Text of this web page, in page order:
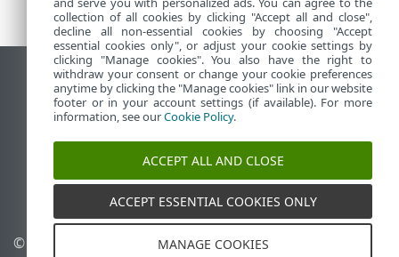
Zobrazit verzi pro počítač
End of Life
ESET Databáze znalostí
ESET Forum
ESET Status Portal
Regionální podpora
© 1992 - 2026 ESET, spol. s
Spravovat cookies
collection of all cookies by clicking "Accept all and close",
decline all non-essential cookies by choosing "Accept
essential cookies only", or adjust your cookie settings by
clicking "Manage cookies". You also have the right to
withdraw your consent or change your cookie preferences
anytime by clicking the "Manage cookies" link in our website
footer or in your account settings (if available). For more
information, see ourCookie Policy.
ACCEPT ALL AND CLOSE
ACCEPT ESSENTIAL COOKIES ONLY
MANAGE COOKIES